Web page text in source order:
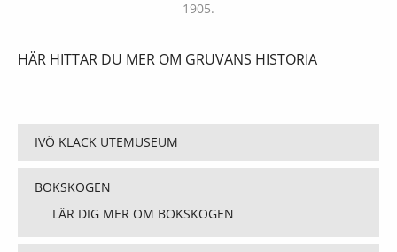
1905.
HÄR HITTAR DU MER OM GRUVANS HISTORIA
Ivö
klack
IVÖ KLACK UTEMUSEUM
BOKSKOGEN
LÄR DIG MER OM BOKSKOGEN